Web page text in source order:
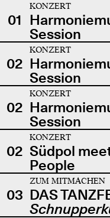
01
KONZERT
Session
02
KONZERT
Session
02
KONZERT
Session
02
KONZERT
Südpol
People
03
ZUM MITMACHEN
DAS